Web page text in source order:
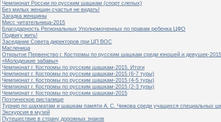
Чемпионат России по русским шашкам (спорт слепых)
Без милых женщин счастья не видать!
Загадка женщины
Мисс читательница-2015
Благодарность Региональных Уполномоченных по правам ребенка ЦФО
Подвигу жить!
Заседание Совета директоров при ЦП ВОС
Масленица
Открытое Первенство г. Костромы по русским шашкам среди юношей и девушек-
«Молодецкие забавы»
Чемпионат г. Костромы по русским шашкам-2015. Итоги
Чемпионат г. Костромы по русским шашкам-2015 (6-7 туры)
Чемпионат г. Костромы по русским шашкам-2015 (4-5 туры)
Чемпионат г. Костромы по русским шашкам-2015 (2-3 туры)
Чемпионат г. Костромы по русским шашкам-2015
Поэтическое ристалище
Турнир по шахматам и шашкам памяти А. С. Чижова среди учащихся специальных
Экскурсия в музей
Путешествие в страну дорожных знаков